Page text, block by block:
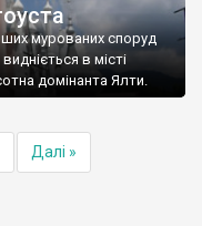
мурованих споруд
в місті
домінанта Ялти.
Далі »